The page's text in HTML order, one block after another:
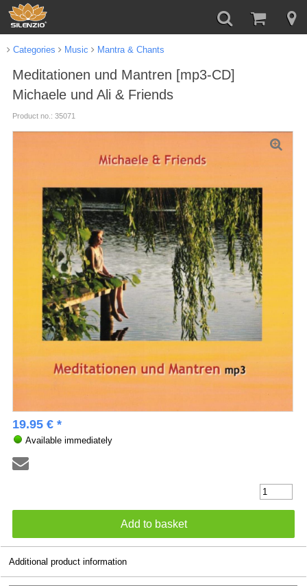
Categories Music Mantra & Chants
Meditationen und Mantren [mp3-CD]
Michaele und Ali & Friends
Product no.: 35071
19.95 € *
Available immediately
Additional product information